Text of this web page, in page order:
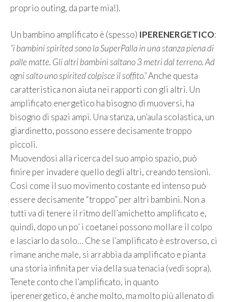
proprio outing, da parte mia!).
Un bambino amplificato è (spesso) IPERENERGETICO:
“i bambini spirited sono la SuperPalla in una stanza piena di
palle matte. Gli altri bambini saltano 3 metri dal terreno. Ad
ogni salto uno spirited colpisce il soffito.”Anche questa
caratteristica non aiuta nei rapporti con gli altri. Un
amplificato energetico ha bisogno di muoversi, ha
bisogno di spazi ampi. Una stanza, un’aula scolastica, un
giardinetto, possono essere decisamente troppo
piccoli.
Muovendosi alla ricerca del suo ampio spazio, può
finire per invadere quello degli altri, creando tensioni.
Così come il suo movimento costante ed intenso può
essere decisamente “troppo” per altri bambini. Non a
tutti va di tenere il ritmo dell’amichetto amplificato e,
quindi, dopo un po’ i coetanei possono mollare il colpo
e lasciarlo da solo… Che se l’amplificato è estroverso, ci
rimane anche male, si arrabbia da amplificato e pianta
una storia infinita per via della sua tenacia (vedi sopra).
Tenete conto che l’amplificato, in quanto
iperenergetico, è anche molto, ma molto più allenato di